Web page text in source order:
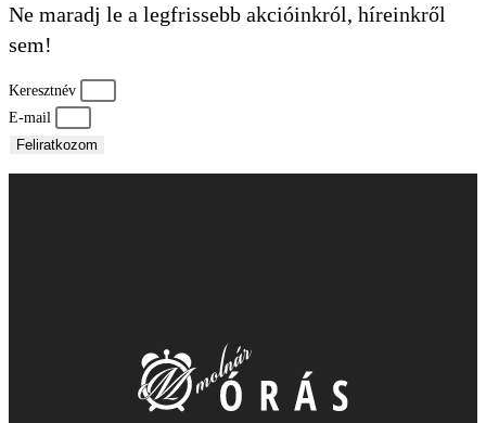
Ne maradj le a legfrissebb akcióinkról, híreinkről
sem!
Keresztnév
E-mail
Feliratkozom